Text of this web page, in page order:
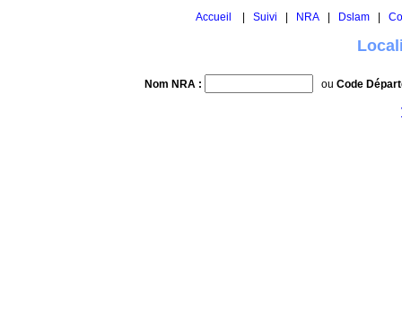
Accueil Suivi NRA Dslam
Nom NRA : ou Code